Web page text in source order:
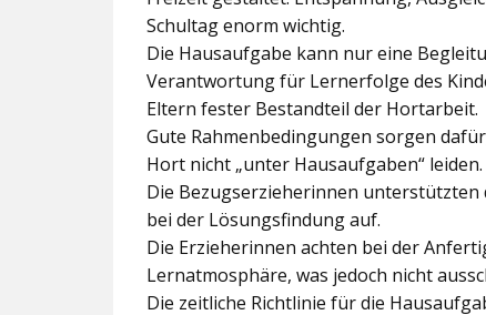
Schultag enorm wichtig.
Die Hausaufgabe kann nur eine
Verantwortung für Lernerfolge des
Eltern fester Bestandteil der Hortarbeit.
Gute Rahmenbedingungen sorgen
Hort nicht „unter Hausaufgaben“ leiden.
Die Bezugserzieherinnen unterstützten
bei der Lösungsfindung auf.
Die Erzieherinnen achten bei der
Lernatmosphäre, was jedoch nicht
Die zeitliche Richtlinie für die